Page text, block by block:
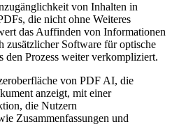
von Inhalten in
die nicht ohne Weiteres
das Auffinden von Informationen
zusätzlicher Software für optische
den Prozess weiter verkompliziert.